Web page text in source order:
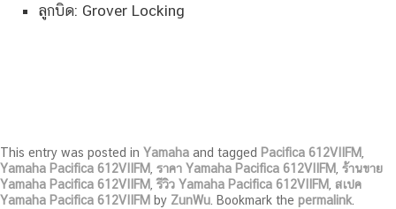
ลูกบิด: Grover Locking
This entry was posted in Yamaha and tagged Pacifica 612VIIFM,
Yamaha Pacifica 612VIIFM, ราคา Yamaha Pacifica 612VIIFM, ร้านขาย
Yamaha Pacifica 612VIIFM,รีวิว Yamaha Pacifica 612VIIFM, สเปค
Yamaha Pacifica 612VIIFM by ZunWu. Bookmark the permalink.